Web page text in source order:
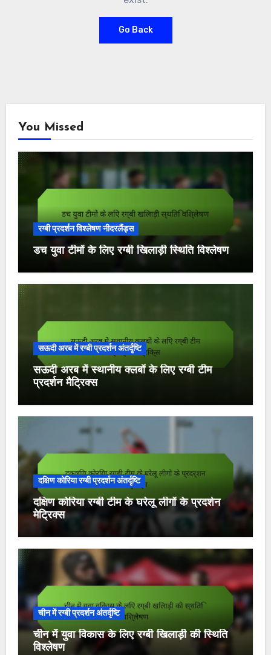
Go Back
You Missed
रग्बी प्रदर्शन विश्लेषण नीदरलैंड्स
डच युवा टीमों के लिए रग्बी खिलाड़ी स्थिति विश्लेषण
सऊदी अरब में रग्बी प्रदर्शन अंतर्दृष्टि
सऊदी अरब में स्थानीय क्लबों के लिए रग्बी टीम
प्रदर्शन मैट्रिक्स
दक्षिण कोरिया रग्बी प्रदर्शन अंतर्दृष्टि
दक्षिण कोरिया रग्बी टीम के घरेलू लीगों के प्रदर्शन
मेट्रिक्स
चीन में रग्बी प्रदर्शन अंतर्दृष्टि
चीन में युवा विकास के लिए रग्बी खिलाड़ी की स्थिति
विश्लेषण